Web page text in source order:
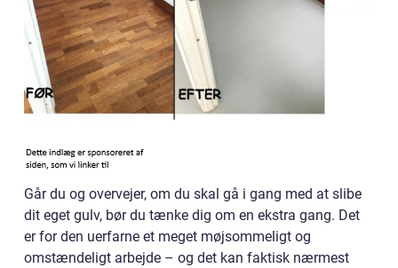
Går du og overvejer, om du skal gå i gang med at slibe
dit eget gulv, bør du tænke dig om en ekstra gang. Det
er for den uerfarne et meget møjsommeligt og
omstændeligt arbejde – og det kan faktisk nærmest